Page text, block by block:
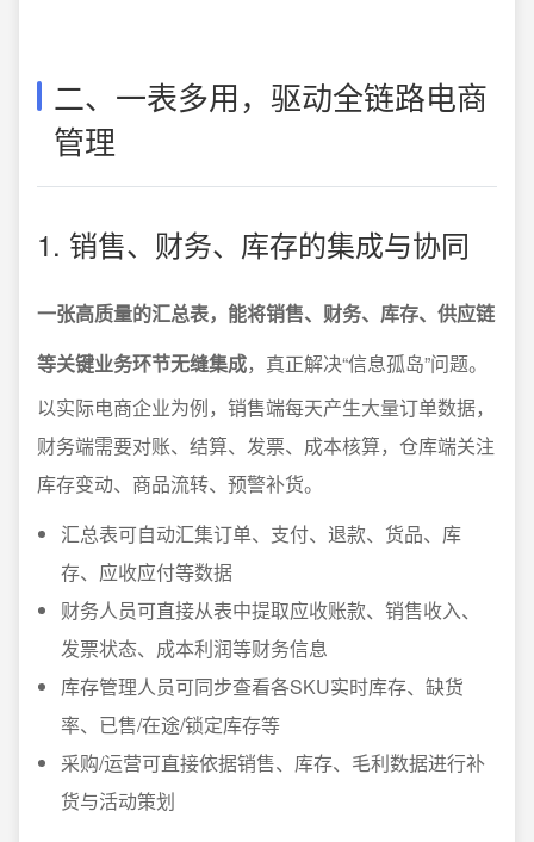
二、一表多用，驱动全链路电商
管理
1. 销售、财务、库存的集成与协同
一张高质量的汇总表，能将销售、财务、库存、供应链
等关键业务环节无缝集成，真正解决“信息孤岛”问题。
以实际电商企业为例，销售端每天产生大量订单数据，
财务端需要对账、结算、发票、成本核算，仓库端关注
库存变动、商品流转、预警补货。
汇总表可自动汇集订单、支付、退款、货品、库
存、应收应付等数据
财务人员可直接从表中提取应收账款、销售收入、
发票状态、成本利润等财务信息
库存管理人员可同步查看各SKU实时库存、缺货
率、已售/在途/锁定库存等
采购/运营可直接依据销售、库存、毛利数据进行补
货与活动策划